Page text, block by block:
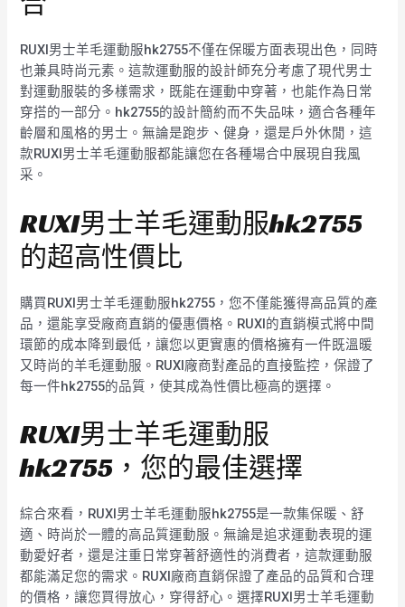
RUXI男士羊毛運動服hk2755不僅在保暖方面表現出色，同時
也兼具時尚元素。這款運動服的設計師充分考慮了現代男士
對運動服裝的多樣需求，既能在運動中穿著，也能作為日常
穿搭的一部分。hk2755的設計簡約而不失品味，適合各種年
齡層和風格的男士。無論是跑步、健身，還是戶外休閒，這
款RUXI男士羊毛運動服都能讓您在各種場合中展現自我風
采。
RUXI男士羊毛運動服hk2755
的超高性價比
購買RUXI男士羊毛運動服hk2755，您不僅能獲得高品質的產
品，還能享受廠商直銷的優惠價格。RUXI的直銷模式將中間
環節的成本降到最低，讓您以更實惠的價格擁有一件既溫暖
又時尚的羊毛運動服。RUXI廠商對產品的直接監控，保證了
每一件hk2755的品質，使其成為性價比極高的選擇。
RUXI男士羊毛運動服
hk2755，您的最佳選擇
綜合來看，RUXI男士羊毛運動服hk2755是一款集保暖、舒
適、時尚於一體的高品質運動服。無論是追求運動表現的運
動愛好者，還是注重日常穿著舒適性的消費者，這款運動服
都能滿足您的需求。RUXI廠商直銷保證了產品的品質和合理
的價格，讓您買得放心，穿得舒心。選擇RUXI男士羊毛運動